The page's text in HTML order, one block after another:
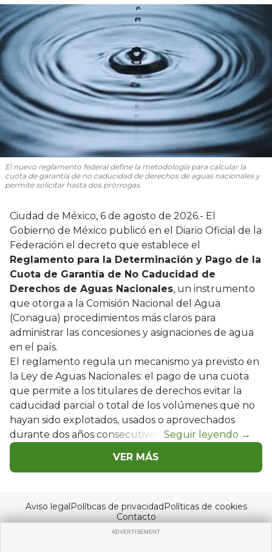
El nuevo reglamento federal define la metodología para calcular la
cuota de garantía de no caducidad de derechos de aguas nacionales y
permite solicitar hasta dos prórrogas.
Ciudad de México, 6 de agosto de 2026.- El
Gobierno de México publicó en el Diario Oficial de la
Federación el decreto que establece el
Reglamento para la Determinación y Pago de la
Cuota de Garantía de No Caducidad de
Derechos de Aguas Nacionales, un instrumento
que otorga a la Comisión Nacional del Agua
(Conagua) procedimientos más claros para
administrar las concesiones y asignaciones de agua
en el país.
El reglamento regula un mecanismo ya previsto en
la Ley de Aguas Nacionales: el pago de una cuota
que permite a los titulares de derechos evitar la
caducidad parcial o total de los volúmenes que no
hayan sido explotados, usados o aprovechados
durante dos años consecutivos.
VER MÁS
Aviso legalPolíticas de privacidadPolíticas de cookies
Contacto